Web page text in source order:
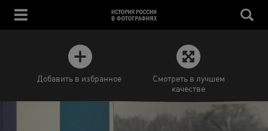
Добавить в избранное
Смотреть в лучшем
качестве